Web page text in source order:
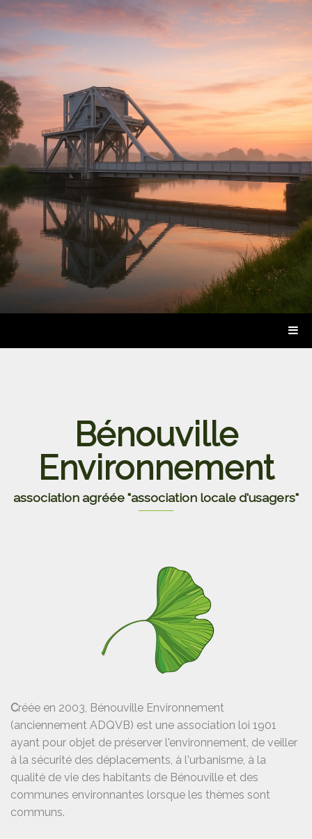
Bénouville
Environnement
association agréée "association locale d'usagers"
Créée en 2003, Bénouville Environnement
(anciennement ADQVB) est une association loi 1901
ayant pour objet de préserver l'environnement, de veiller
à la sécurité des déplacements, à l'urbanisme, à la
qualité de vie des habitants de Bénouville et des
communes environnantes lorsque les thèmes sont
communs.